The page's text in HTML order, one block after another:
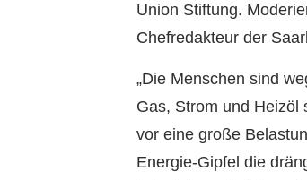
Union Stiftung.
Chefredakteur der
„Die Menschen sind
Gas, Strom und Heizöl
vor eine große
Energie-Gipfel die